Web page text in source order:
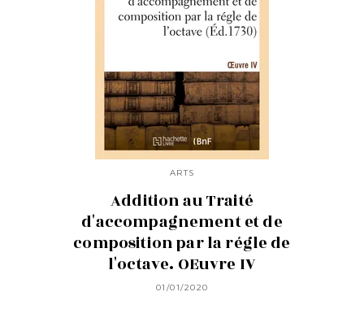
ARTS
Addition au Traité
d'accompagnement et de
composition par la régle de
l'octave. OEuvre IV
01/01/2020